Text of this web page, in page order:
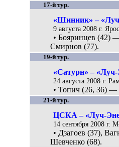
17-й тур.
«Шинник» –
9 августа 2008 г.
• Бояринцев (42)
Смирнов (77).
19-й тур.
«Сатурн» – «Луч-
24 августа 2008 г.
• Топич (26, 36) —
21-й тур.
ЦСКА – «Луч-
14 сентября 2008 г.
• Дзагоев (37),
Шевченко (68).